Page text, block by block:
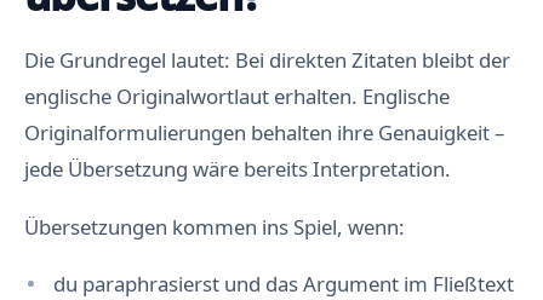
Die Grundregel lautet: Bei direkten Zitaten bleibt der
englische Originalwortlaut erhalten. Englische
Originalformulierungen behalten ihre Genauigkeit –
jede Übersetzung wäre bereits Interpretation.
Übersetzungen kommen ins Spiel, wenn:
du paraphrasierst und das Argument im Fließtext